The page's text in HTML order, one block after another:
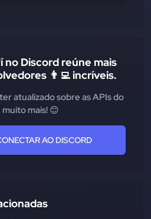
no Discord reúne mais
👨‍💻 incríveis.
atualizado sobre as APIs do
mais! 😊
AO DISCORD